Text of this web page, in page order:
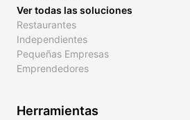
Ver todas las soluciones
Restaurantes
Independientes
Pequeñas Empresas
Emprendedores
Herramientas